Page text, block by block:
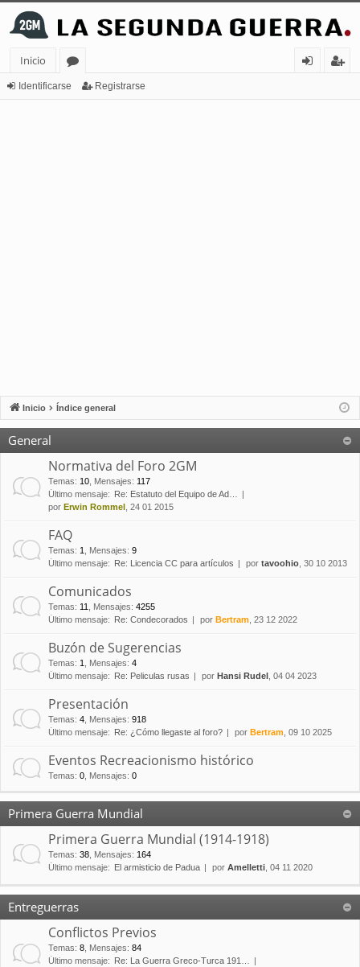
Inicio
or
Identificarse Registrarse
Inicio Índice general
General
Normativa del Foro 2GM
Temas: 10 Mensajes: 117
Último mensaje:
Re: Estatuto del Equipo de Ad…
por Erwin Rommel , 24 01 2015
FAQ
Temas: 1 Mensajes: 9
Último mensaje:
Re: Licencia CC para artículos por tavoohio , 30 10 2013
Comunicados
Temas: 11 Mensajes: 4255
Último mensaje:
Re: Condecorados por Bertram , 23 12 2022
Buzón de Sugerencias
Temas: 1 Mensajes: 4
Último mensaje:
Re: Peliculas rusas por Hansi Rudel , 04 04 2023
Presentación
Temas: 4 Mensajes: 918
Último mensaje:
Re: ¿Cómo llegaste al foro? por Bertram , 09 10 2025
Eventos Recreacionismo histórico
Temas: 0 Mensajes: 0
Primera Guerra Mundial
Primera Guerra Mundial (1914-1918)
Temas: 38 Mensajes: 164
Último mensaje:
El armisticio de Padua por Amelletti , 04 11 2020
Entreguerras
Conflictos Previos
Temas: 8 Mensajes: 84
Último mensaje:
Re: La Guerra Greco-Turca 191…